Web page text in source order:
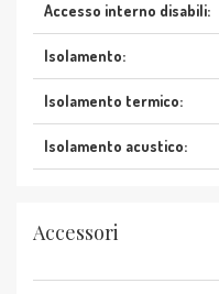
Accesso interno disabili:
Isolamento:
Isolamento termico:
Isolamento acustico:
Accessori